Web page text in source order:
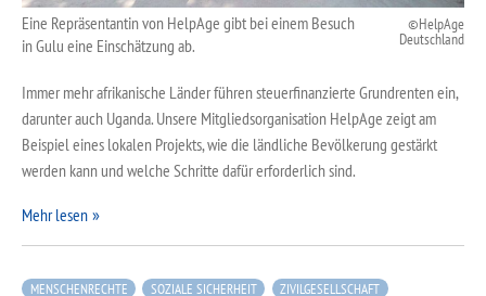
Eine Repräsentantin von HelpAge gibt bei einem Besuch
in Gulu eine Einschätzung ab.
HelpAge
Deutschland
Immer mehr afrikanische Länder führen steuerfinanzierte Grundrenten ein,
darunter auch Uganda. Unsere Mitgliedsorganisation HelpAge zeigt am
Beispiel eines lokalen Projekts, wie die ländliche Bevölkerung gestärkt
werden kann und welche Schritte dafür erforderlich sind.
Mehr lesen
MENSCHENRECHTE SOZIALE SICHERHEIT ZIVILGESELLSCHAFT